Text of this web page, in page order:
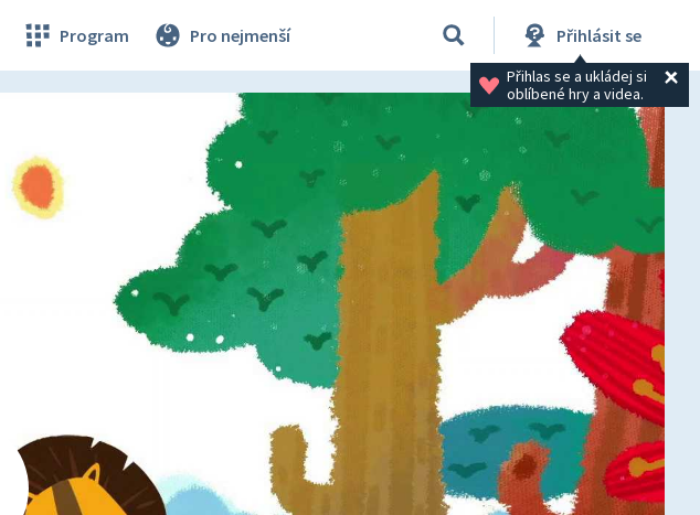
Program Pro nejmenší Přihlásit se
Přihlas se a ukládej si
oblíbené hry a videa.